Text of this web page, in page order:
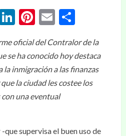
LinkedIn
Pinterest
Email
oficial del Contralor de la
se ha conocido hoy destaca
la inmigración a las finanzas
la ciudad les costee los
con una eventual
supervisa el buen uso de